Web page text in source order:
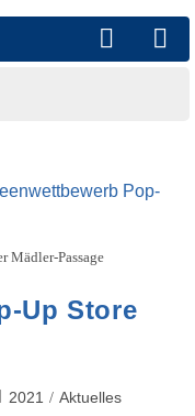
Mädler-Passage
Up Store
2021 / Aktuelles